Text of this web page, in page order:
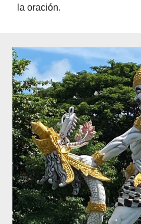
la oración.